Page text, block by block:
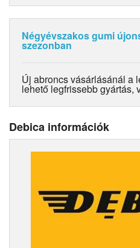
Négyévszakos gumi
szezonban
Új abroncs vásárlásánál a
lehető legfrissebb gyártás,
Debica információk